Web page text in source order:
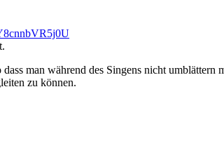
man während des Singens nicht
zu können.